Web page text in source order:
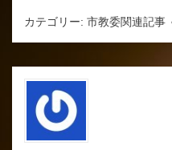
カテゴリー: 市教委関連記事